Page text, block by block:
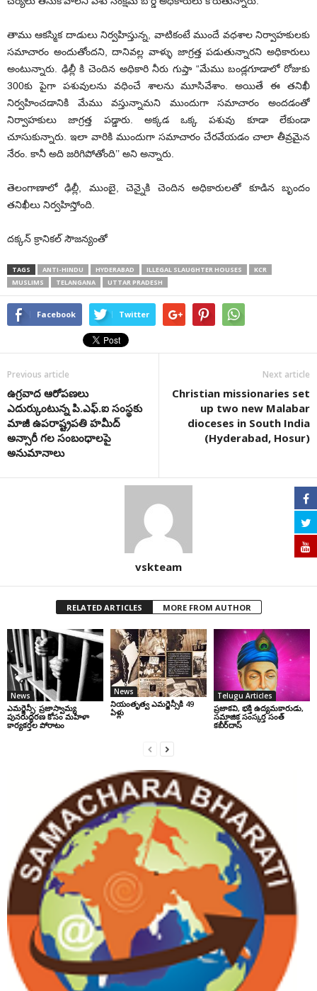
తాము ఆకస్మిక దాడులు నిర్వహిస్తున్న, వాటికంటే ముందే వధశాల నిర్వాహకులకు
సమాచారం అందుతోందని, దానివల్ల వాళ్ళు జాగ్రత్త పడుతున్నారని అధికారులు
అంటున్నారు. ఢిల్లీ కి చెందిన అధికారి నీరు గుప్తా “మేము బండ్లగూడాలో రోజుకు
300కు పైగా పశువులను వధించే శాలను మూసివేశాం. అయితే ఈ తనిఖీ
నిర్వహించడానికి మేము వస్తున్నామని ముందుగా సమాచారం అందడంతో
నిర్వాహకులు జాగ్రత్త పడ్డారు. అక్కడ ఒక్క పశువు కూడా లేకుండా
చూసుకున్నారు. ఇలా వారికి ముందుగా సమాచారం చేరవేయడం చాలా తీవ్రమైన
నేరం. కానీ అది జరిగిపోతోంది’’ అని అన్నారు.
తెలంగాణాలో ఢిల్లీ, ముంబై, చెన్నైకి చెందిన అధికారులతో కూడిన బృందం
తనిఖీలు నిర్వహిస్తోంది.
దక్కన్ క్రానికల్ సౌజన్యంతో
TAGS ANTI-HINDU HYDERABAD ILLEGAL SLAUGHTER HOUSES
KCR
MUSLIMS
TELANGANA UTTAR PRADESH
Facebook Twitter
Previous article
ఉగ్రవాద ఆరోపణలు
ఎదుర్కుంటున్న పి.ఎఫ్‌.ఐ సంస్థకు
మాజీ ఉపరాష్ట్రపతి హమీద్‌
అన్సారీ గల సంబంధాలపై
అనుమానాలు
Next article
Christian missionaries set
up two new Malabar
dioceses in South India
(Hyderabad, Hosur)
vskteam
RELATED ARTICLES MORE FROM AUTHOR
News
ఎమర్జెన్సీ: ప్రజాస్వామ్య
పునరుద్ధరణ కోసం మహిళా
కార్యకర్తల పోరాటం
News
నియంతృత్వ ఎమర్జెన్సీకి 49
ఏళ్లు
Telugu Articles
ప్రజాకవి, భక్తి ఉద్యమకారుడు,
సమాజిక సంస్కర్త సంత్‌
కబీర్‌దాస్‌